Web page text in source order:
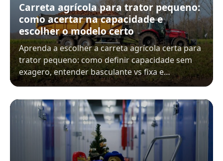
Carreta agrícola para trator pequeno:
como acertar na capacidade e
escolher o modelo certo
Aprenda a escolher a carreta agrícola certa para
trator pequeno: como definir capacidade sem
exagero, entender basculante vs fixa e…